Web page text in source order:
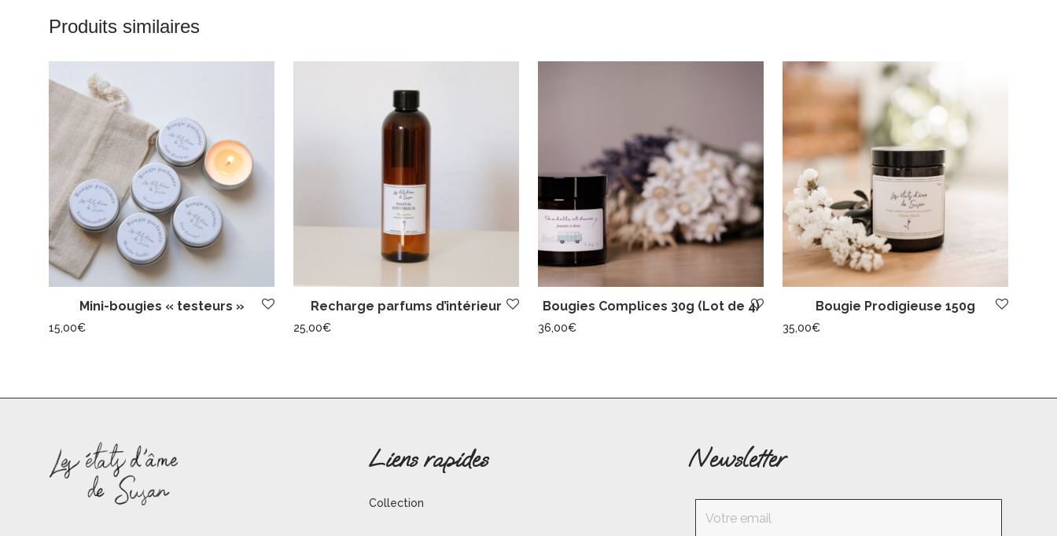
Produits similaires
Mini-bougies « testeurs »
15,00€
Recharge parfums d’intérieur
25,00€
Bougies Complices 30g (Lot de 4)
36,00€
Bougie Prodigieuse 150g
35,00€
Liens rapides
Collection
Newsletter